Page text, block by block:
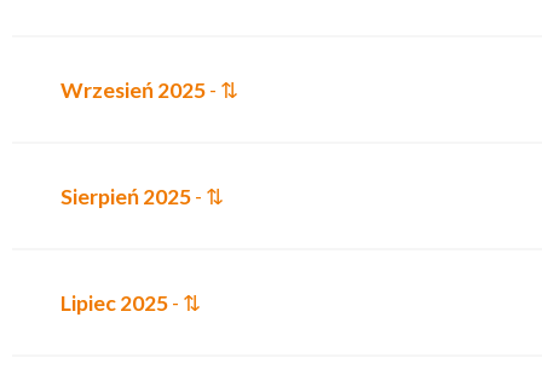
Wrzesień 2025- ⇅
Sierpień 2025- ⇅
Lipiec 2025- ⇅